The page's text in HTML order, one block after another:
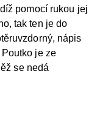
pomocí rukou jej
tak ten je do
nápis
je ze
se nedá